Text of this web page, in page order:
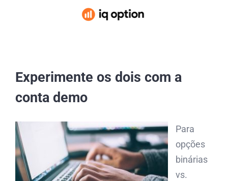
Experimente os dois com a
conta demo
Para
opções
binárias
vs.